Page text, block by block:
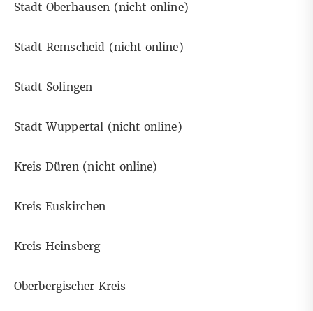
Stadt Oberhausen (nicht online)
Stadt Remscheid (nicht online)
Stadt Solingen
Stadt Wuppertal (nicht online)
Kreis Düren (nicht online)
Kreis Euskirchen
Kreis Heinsberg
Oberbergischer Kreis